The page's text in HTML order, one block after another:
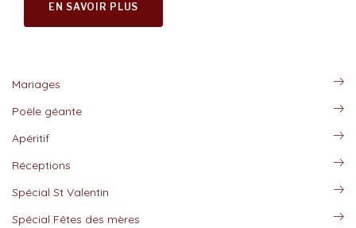
EN SAVOIR PLUS
Mariages
Poële géante
Apéritif
Réceptions
Spécial St Valentin
Spécial Fêtes des mères